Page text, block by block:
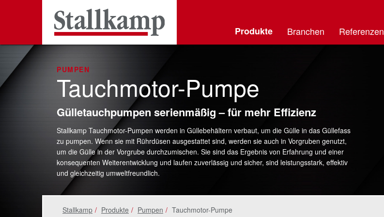
Produkte Branchen Referenzen
PUMPEN
Tauchmotor-Pumpe
Gülletauchpumpen serienmäßig – für mehr Effizienz
Stallkamp Tauchmotor-Pumpen werden in Güllebehältern verbaut, um die Gülle in das Güllefass
zu pumpen. Wenn sie mit Rührdüsen ausgestattet sind, werden sie auch in Vorgruben genutzt,
um die Gülle in der Vorgrube durchzumischen. Sie sind das Ergebnis von Erfahrung und einer
konsequenten Weiterentwicklung und laufen zuverlässig und sicher, sind leistungsstark, effektiv
und gleichzeitig umweltfreundlich.
Stallkamp Produkte Pumpen Tauchmotor-Pumpe